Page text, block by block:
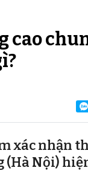
cao
xác nhận
(Hà Nội)